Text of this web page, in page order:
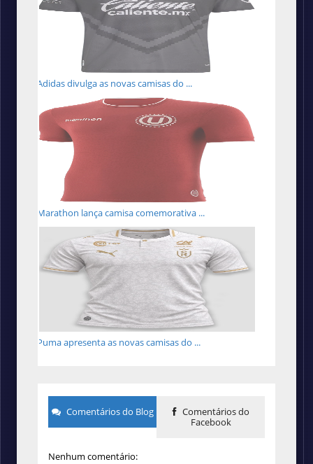
Adidas divulga as novas camisas do ...
Marathon lança camisa comemorativa ...
Puma apresenta as novas camisas do ...
Comentários do Blog
Comentários do
Facebook
Nenhum comentário: